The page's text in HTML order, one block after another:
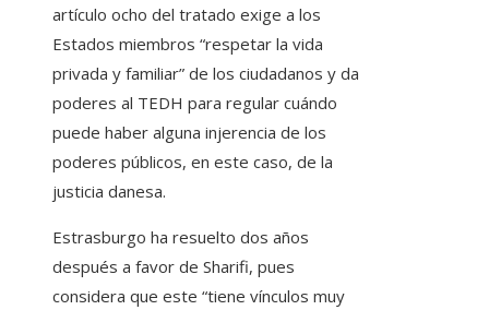
artículo ocho del tratado exige a los
Estados miembros “respetar la vida
privada y familiar” de los ciudadanos y da
poderes al TEDH para regular cuándo
puede haber alguna injerencia de los
poderes públicos, en este caso, de la
justicia danesa.
Estrasburgo ha resuelto dos años
después a favor de Sharifi, pues
considera que este “tiene vínculos muy